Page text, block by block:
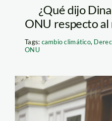
¿Qué dijo
ONU respecto
Tags: cambio climático,
ONU
dina